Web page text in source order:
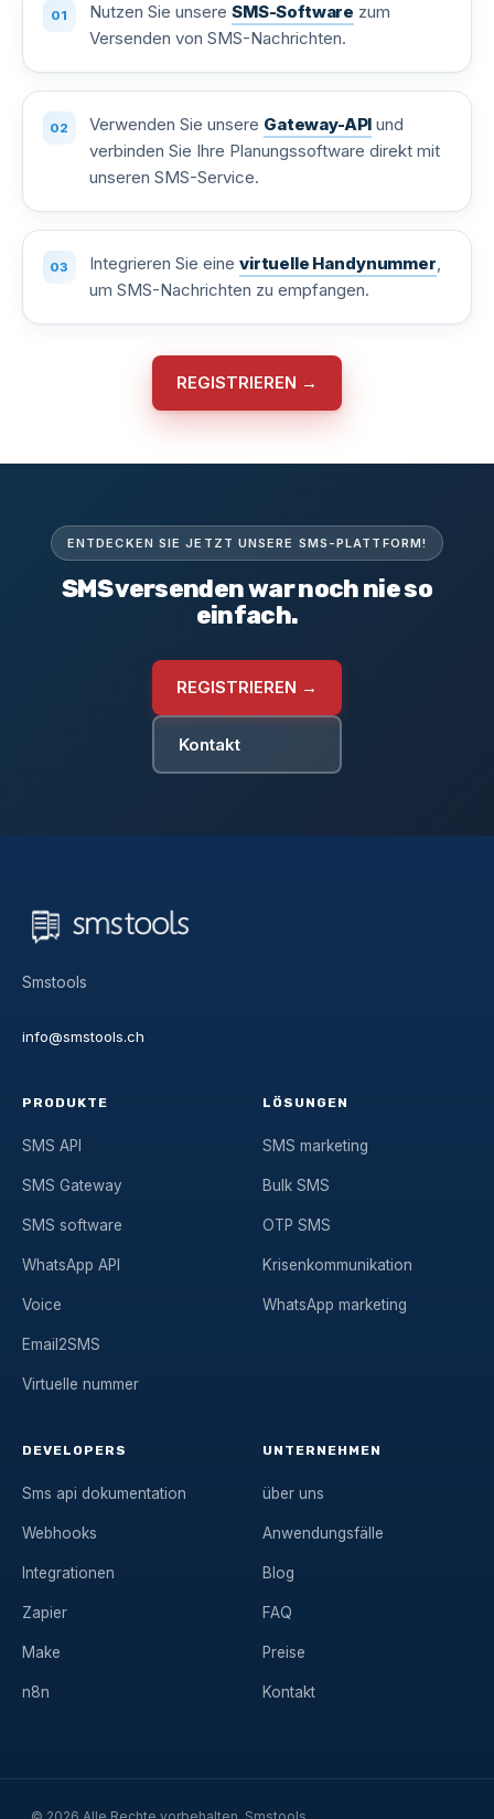
Nutzen Sie unsere SMS-Software zum
Versenden von SMS-Nachrichten.
Verwenden Sie unsere Gateway-API und
verbinden Sie Ihre Planungssoftware direkt mit
unseren SMS-Service.
Integrieren Sie eine virtuelle Handynummer,
um SMS-Nachrichten zu empfangen.
REGISTRIEREN →
ENTDECKEN SIE JETZT UNSERE SMS-PLATTFORM!
SMS versenden war noch nie so
einfach.
REGISTRIEREN →
Kontakt
Smstools
info@smstools.ch
PRODUKTE
SMS API
SMS Gateway
SMS software
WhatsApp API
Voice
Email2SMS
Virtuelle nummer
LÖSUNGEN
SMS marketing
Bulk SMS
OTP SMS
Krisenkommunikation
WhatsApp marketing
DEVELOPERS
Sms api dokumentation
Webhooks
Integrationen
Zapier
Make
n8n
UNTERNEHMEN
über uns
Anwendungsfälle
Blog
FAQ
Preise
Kontakt